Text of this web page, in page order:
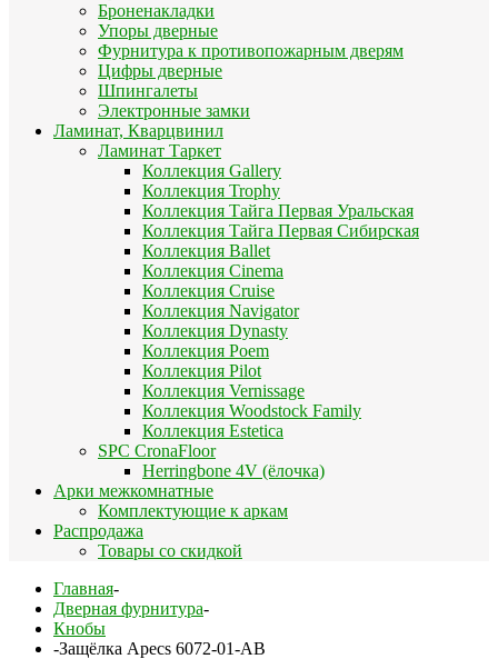
Броненакладки
Упоры дверные
Фурнитура к противопожарным дверям
Цифры дверные
Шпингалеты
Электронные замки
Ламинат, Кварцвинил
Ламинат Таркет
Коллекция Gallery
Коллекция Trophy
Коллекция Тайга Первая Уральская
Коллекция Тайга Первая Сибирская
Коллекция Ballet
Коллекция Cinema
Коллекция Cruise
Коллекция Navigator
Коллекция Dynasty
Коллекция Poem
Коллекция Pilot
Коллекция Vernissage
Коллекция Woodstock Family
Коллекция Estetica
SPC CronaFloor
Herringbone 4V (ёлочка)
Арки межкомнатные
Комплектующие к аркам
Распродажа
Товары со скидкой
Главная-
Дверная фурнитура-
Кнобы
-Защёлка Apecs 6072-01-AB